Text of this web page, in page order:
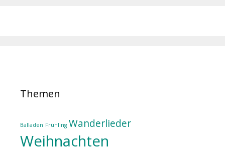
Themen
Balladen Frühling Wanderlieder
Weihnachten